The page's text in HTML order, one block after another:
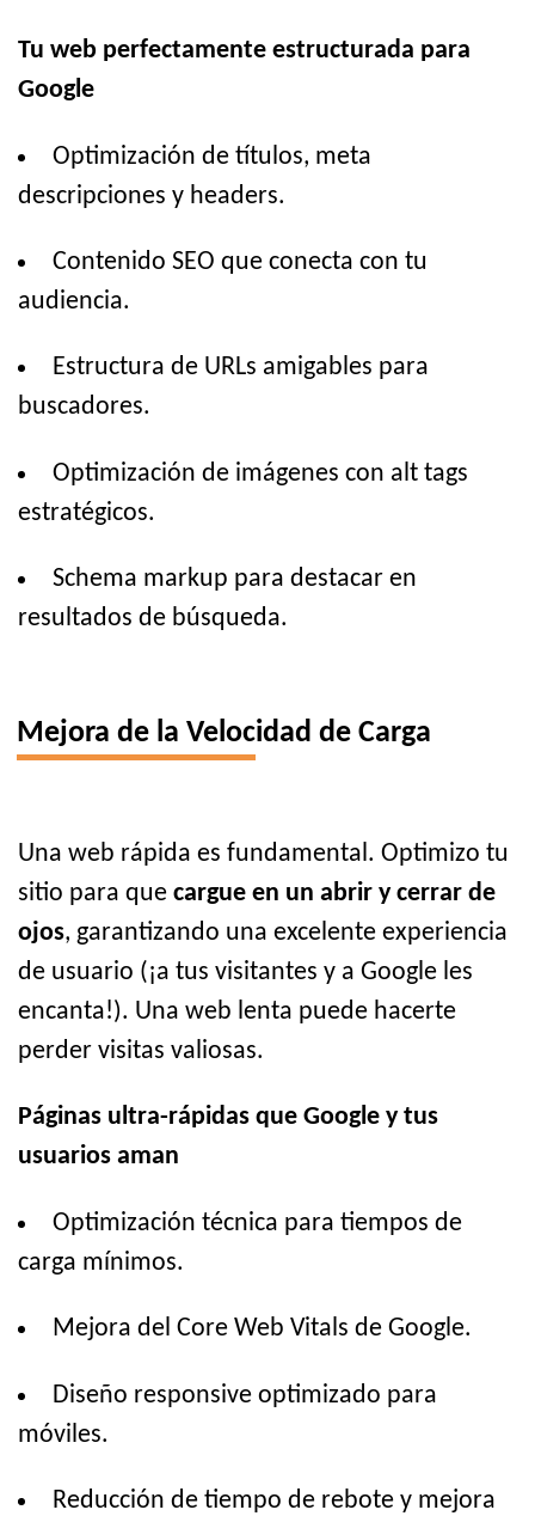
Tu web perfectamente estructurada para
Google
Optimización de títulos, meta
descripciones y headers.
Contenido SEO que conecta con tu
audiencia.
Estructura de URLs amigables para
buscadores.
Optimización de imágenes con alt tags
estratégicos.
Schema markup para destacar en
resultados de búsqueda.
Mejora de la Velocidad de Carga
Una web rápida es fundamental. Optimizo tu
sitio para que cargue en un abrir y cerrar de
ojos, garantizando una excelente experiencia
de usuario (¡a tus visitantes y a Google les
encanta!). Una web lenta puede hacerte
perder visitas valiosas.
Páginas ultra-rápidas que Google y tus
usuarios aman
Optimización técnica para tiempos de
carga mínimos.
Mejora del Core Web Vitals de Google.
Diseño responsive optimizado para
móviles.
Reducción de tiempo de rebote y mejora